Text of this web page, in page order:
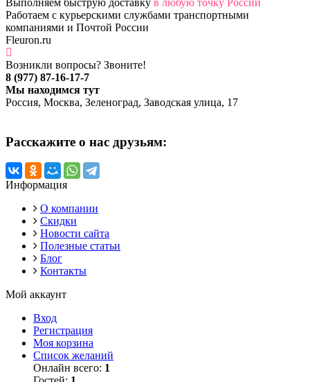
Работаем с курьерскими службами транспортными
компаниями и Почтой России
Fleuron.ru
Возникли вопросы? Звоните!
8 (977) 87-16-17-7
Мы находимся тут
Россия, Москва, Зеленоград, Заводская улица, 17
Расскажите о нас друзьям:
Информация
О компании
Скидки
Новости сайта
Полезные статьи
Блог
Контакты
Мой аккаунт
Вход
Регистрация
Моя корзина
Список желаний
Онлайн всего: 1